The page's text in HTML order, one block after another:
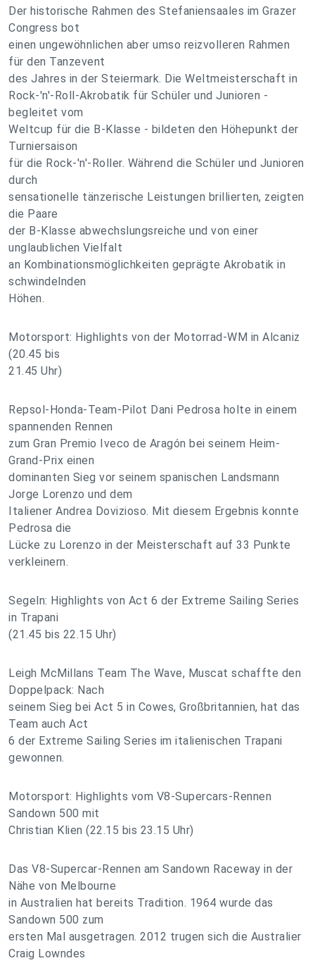
Der historische Rahmen des Stefaniensaales im Grazer
Congress bot
einen ungewöhnlichen aber umso reizvolleren Rahmen
für den Tanzevent
des Jahres in der Steiermark. Die Weltmeisterschaft in
Rock-'n'-Roll-Akrobatik für Schüler und Junioren -
begleitet vom
Weltcup für die B-Klasse - bildeten den Höhepunkt der
Turniersaison
für die Rock-'n'-Roller. Während die Schüler und Junioren
durch
sensationelle tänzerische Leistungen brillierten, zeigten
die Paare
der B-Klasse abwechslungsreiche und von einer
unglaublichen Vielfalt
an Kombinationsmöglichkeiten geprägte Akrobatik in
schwindelnden
Höhen.
Motorsport: Highlights von der Motorrad-WM in Alcaniz
(20.45 bis
21.45 Uhr)
Repsol-Honda-Team-Pilot Dani Pedrosa holte in einem
spannenden Rennen
zum Gran Premio Iveco de Aragón bei seinem Heim-
Grand-Prix einen
dominanten Sieg vor seinem spanischen Landsmann
Jorge Lorenzo und dem
Italiener Andrea Dovizioso. Mit diesem Ergebnis konnte
Pedrosa die
Lücke zu Lorenzo in der Meisterschaft auf 33 Punkte
verkleinern.
Segeln: Highlights von Act 6 der Extreme Sailing Series
in Trapani
(21.45 bis 22.15 Uhr)
Leigh McMillans Team The Wave, Muscat schaffte den
Doppelpack: Nach
seinem Sieg bei Act 5 in Cowes, Großbritannien, hat das
Team auch Act
6 der Extreme Sailing Series im italienischen Trapani
gewonnen.
Motorsport: Highlights vom V8-Supercars-Rennen
Sandown 500 mit
Christian Klien (22.15 bis 23.15 Uhr)
Das V8-Supercar-Rennen am Sandown Raceway in der
Nähe von Melbourne
in Australien hat bereits Tradition. 1964 wurde das
Sandown 500 zum
ersten Mal ausgetragen. 2012 trugen sich die Australier
Craig Lowndes